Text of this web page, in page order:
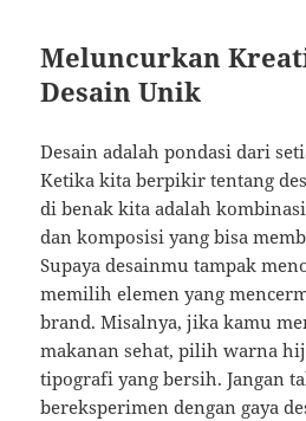
Meluncurkan
Desain Unik
Desain adalah pondasi dari
Ketika kita berpikir tentang
di benak kita adalah
dan komposisi yang bisa
Supaya desainmu tampak
memilih elemen yang
brand. Misalnya, jika kamu
makanan sehat, pilih warna
tipografi yang bersih. Jangan
bereksperimen dengan gaya